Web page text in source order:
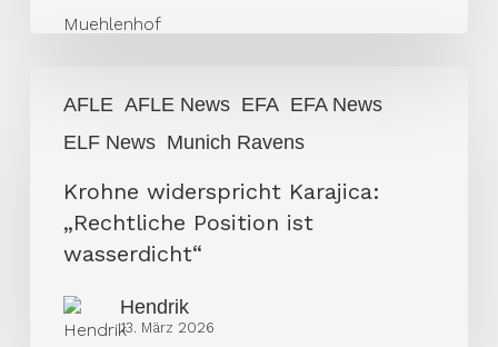
AFLE AFLE News EFA EFA News
ELF News Munich Ravens
widerspricht
Karajica:
„Rechtliche
Position
Krohne widerspricht Karajica:
„Rechtliche Position ist
wasserdicht“
Hendrik
13. März 2026